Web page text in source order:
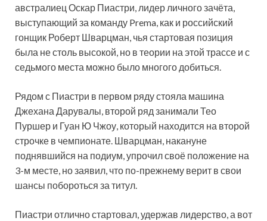
австралиец Оскар Пиастри, лидер личного зачёта,
выступающий за команду Prema, как и российский
гонщик Роберт Шварцман, чья стартовая позиция
была не столь высокой, но в теории на этой трассе и с
седьмого места можно было многого добиться.
Рядом с Пиастри в первом ряду стояла машина
Джехана Дарувалы, второй ряд занимали Тео
Пуршер и Гуан Ю Чжоу, который находится на второй
строчке в чемпионате. Шварцман, накануне
поднявшийся на подиум, упрочил своё положение на
3-м месте, но заявил, что по-прежнему верит в свои
шансы побороться за титул.
Пиастри отлично стартовал, удержав лидерство, а вот